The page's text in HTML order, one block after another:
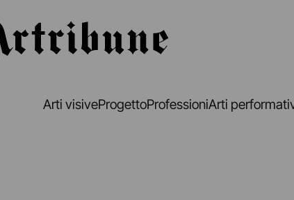
Arti visiveProgettoProfessioniArti